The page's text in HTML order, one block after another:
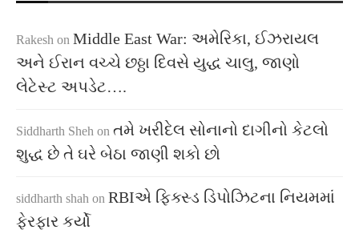
Rakesh on Middle East War: અમેરિકા, ઈઝરાયલ
અને ઈરાન વચ્ચે છઠ્ઠા દિવસે યુદ્ધ ચાલુ, જાણો
લેટેસ્ટ અપડેટ….
Siddharth Sheh on તમે ખરીદેલ સોનાનો દાગીનો કેટલો
શુદ્ધ છે તે ઘરે બેઠા જાણી શકો છો
siddharth shah on RBIએ ફિક્સ્ડ ડિપોઝિટના નિયમમાં
ફેરફાર કર્યો